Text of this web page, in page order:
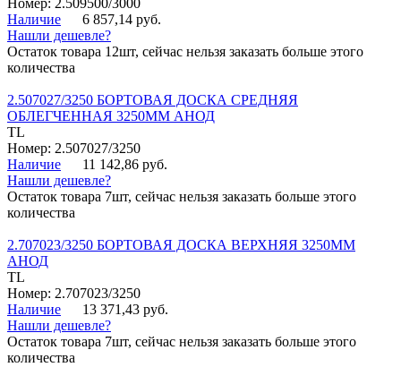
Номер: 2.509500/3000
Наличие
6 857,14 руб.
Нашли дешевле?
Остаток товара 12шт, сейчас нельзя заказать больше этого
количества
2.507027/3250 БОРТОВАЯ ДОСКА СРЕДНЯЯ
ОБЛЕГЧЕННАЯ 3250ММ АНОД
TL
Номер: 2.507027/3250
Наличие
11 142,86 руб.
Нашли дешевле?
Остаток товара 7шт, сейчас нельзя заказать больше этого
количества
2.707023/3250 БОРТОВАЯ ДОСКА ВЕРХНЯЯ 3250ММ
АНОД
TL
Номер: 2.707023/3250
Наличие
13 371,43 руб.
Нашли дешевле?
Остаток товара 7шт, сейчас нельзя заказать больше этого
количества